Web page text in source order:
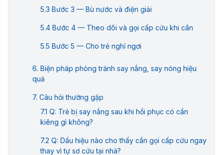
Bước 3 — Bù nước và điện giải
Bước 4 — Theo dõi và gọi cấp cứu khi cần
Bước 5 — Cho trẻ nghỉ ngơi
Biện pháp phòng tránh say nắng, say nóng hiệu
quả
Câu hỏi thường gặp
Q: Trẻ bị say nắng sau khi hồi phục có cần
kiêng gì không?
Q: Dấu hiệu nào cho thấy cần gọi cấp cứu ngay
thay vì tự sơ cứu tại nhà?